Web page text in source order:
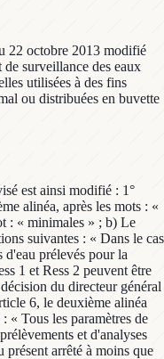
22 octobre 2013 modifié
surveillance des eaux
utilisées à des fins
ou distribuées en buvette
est ainsi modifié : 1°
alinéa, après les mots : «
: « minimales » ; b) Le
suivantes : « Dans le cas
d'eau prélevés pour la
1 et Ress 2 peuvent être
du directeur général
6, le deuxième alinéa
« Tous les paramètres de
et d'analyses
présent arrêté à moins que